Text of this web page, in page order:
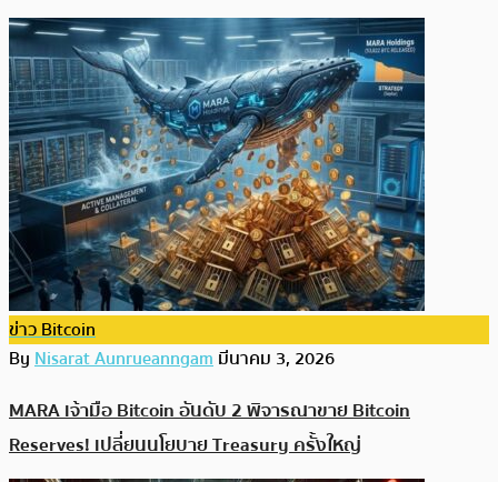
ข่าว Bitcoin
ByNisarat Aunrueanngamมีนาคม 3, 2026
MARA เจ้ามือ Bitcoin อันดับ 2 พิจารณาขาย Bitcoin
Reserves! เปลี่ยนนโยบาย Treasury ครั้งใหญ่